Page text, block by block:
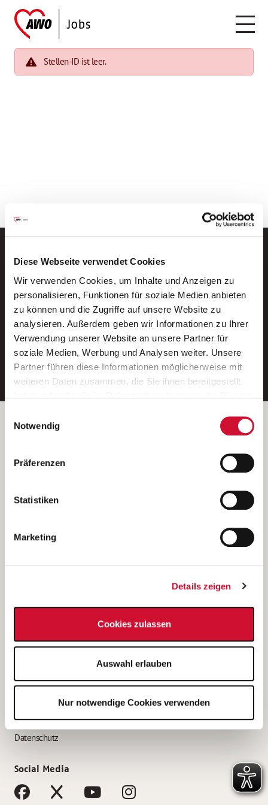
Diese Webseite verwendet Cookies
Wir verwenden Cookies, um Inhalte und Anzeigen zu
personalisieren, Funktionen für soziale Medien anbieten
zu können und die Zugriffe auf unsere Website zu
analysieren. Außerdem geben wir Informationen zu Ihrer
Verwendung unserer Website an unsere Partner für
soziale Medien, Werbung und Analysen weiter. Unsere
Partner führen diese Informationen möglicherweise mit
weiteren Daten zusammen, die Sie ihnen bereitgestellt
Wenn Sie auf „Cookies zulassen“ klicken, so stimmen
Sie der Speicherung sämtlicher Cookies zu. Sie können
Ihre Einwilligung selbstverständlich jederzeit widerrufen,
indem Sie die Cookie-Einstellungen aufrufen und diese
unsererDatenschutzerklärung
Notwendig
Präferenzen
Statistiken
Marketing
Details zeigen
Cookies zulassen
Auswahl erlauben
Nur notwendige Cookies verwenden
Stellen-ID ist leer.
Neue Stellen per E-Mail.
Ein kostenloser Service von AWO
Jobs.
E-Mail-Adresse eintragen
Betreiber der Webseite
Kantstraße 45a
(Ein Tochterunternehmen des AWO Bezirksverbandes Unterfranken
e.V.)
Bewerbung als Altenpflegehelfer*in
Bewerbung als Erzieher*in
AWO Gliederungen nach Bundesland
Impressum
Datenschutz
Social Media